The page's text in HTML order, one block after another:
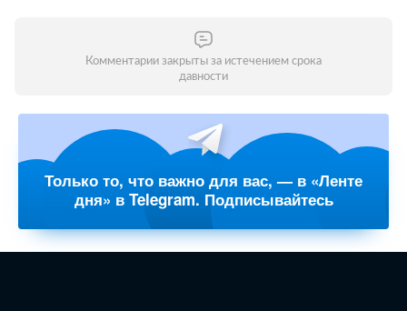
Комментарии закрыты за истечением срока
давности
Только то, что важно для вас, — в «Ленте
дня» в Telegram. Подписывайтесь